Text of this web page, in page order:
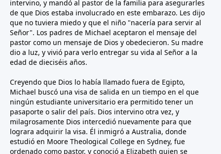
intervino, y mandó al pastor de la familia para asegurarles
de que Dios estaba involucrado en este embarazo. Les dijo
que no tuviera miedo y que el niño "nacería para servir al
Señor". Los padres de Michael aceptaron el mensaje del
pastor como un mensaje de Dios y obedecieron. Su madre
dio a luz, y vivió para verlo entregar su vida al Señor a la
edad de dieciséis años.
Creyendo que Dios lo había llamado fuera de Egipto,
Michael buscó una visa de salida en un tiempo en el que
ningún estudiante universitario era permitido tener un
pasaporte o salir del país. Dios intervino otra vez, y
milagrosamente Dios intercedió nuevamente para que
lograra adquirir la visa. Él inmigró a Australia, donde
estudió en Moore Theological College en Sydney, fue
ordenado como pastor, y conoció a Elizabeth quien se